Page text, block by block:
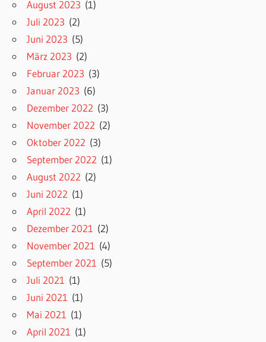
August 2023 (1)
Juli 2023 (2)
Juni 2023 (5)
März 2023 (2)
Februar 2023 (3)
Januar 2023 (6)
Dezember 2022 (3)
November 2022 (2)
Oktober 2022 (3)
September 2022 (1)
August 2022 (2)
Juni 2022 (1)
April 2022 (1)
Dezember 2021 (2)
November 2021 (4)
September 2021 (5)
Juli 2021 (1)
Juni 2021 (1)
Mai 2021 (1)
April 2021 (1)